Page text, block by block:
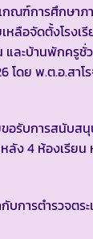
เกณฑ์การศึกษา
ลือจัดตั้งโรงเ
และบ้านพักครูชั่
โดย พ.ต.อ.ส
ยขอรับการสนับ
หลัง 4 ห้องเรีย
การตำรวจตระ